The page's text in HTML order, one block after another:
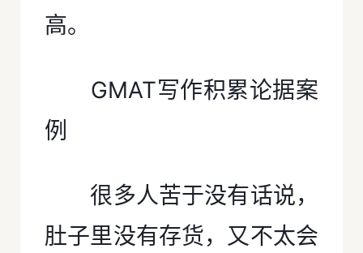
高。
GMAT写作积累论据案
例
很多人苦于没有话说，
肚子里没有存货，又不太会